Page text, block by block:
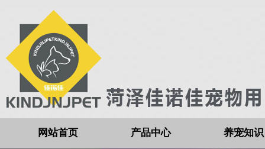
网站首页 产品中心 养宠知识